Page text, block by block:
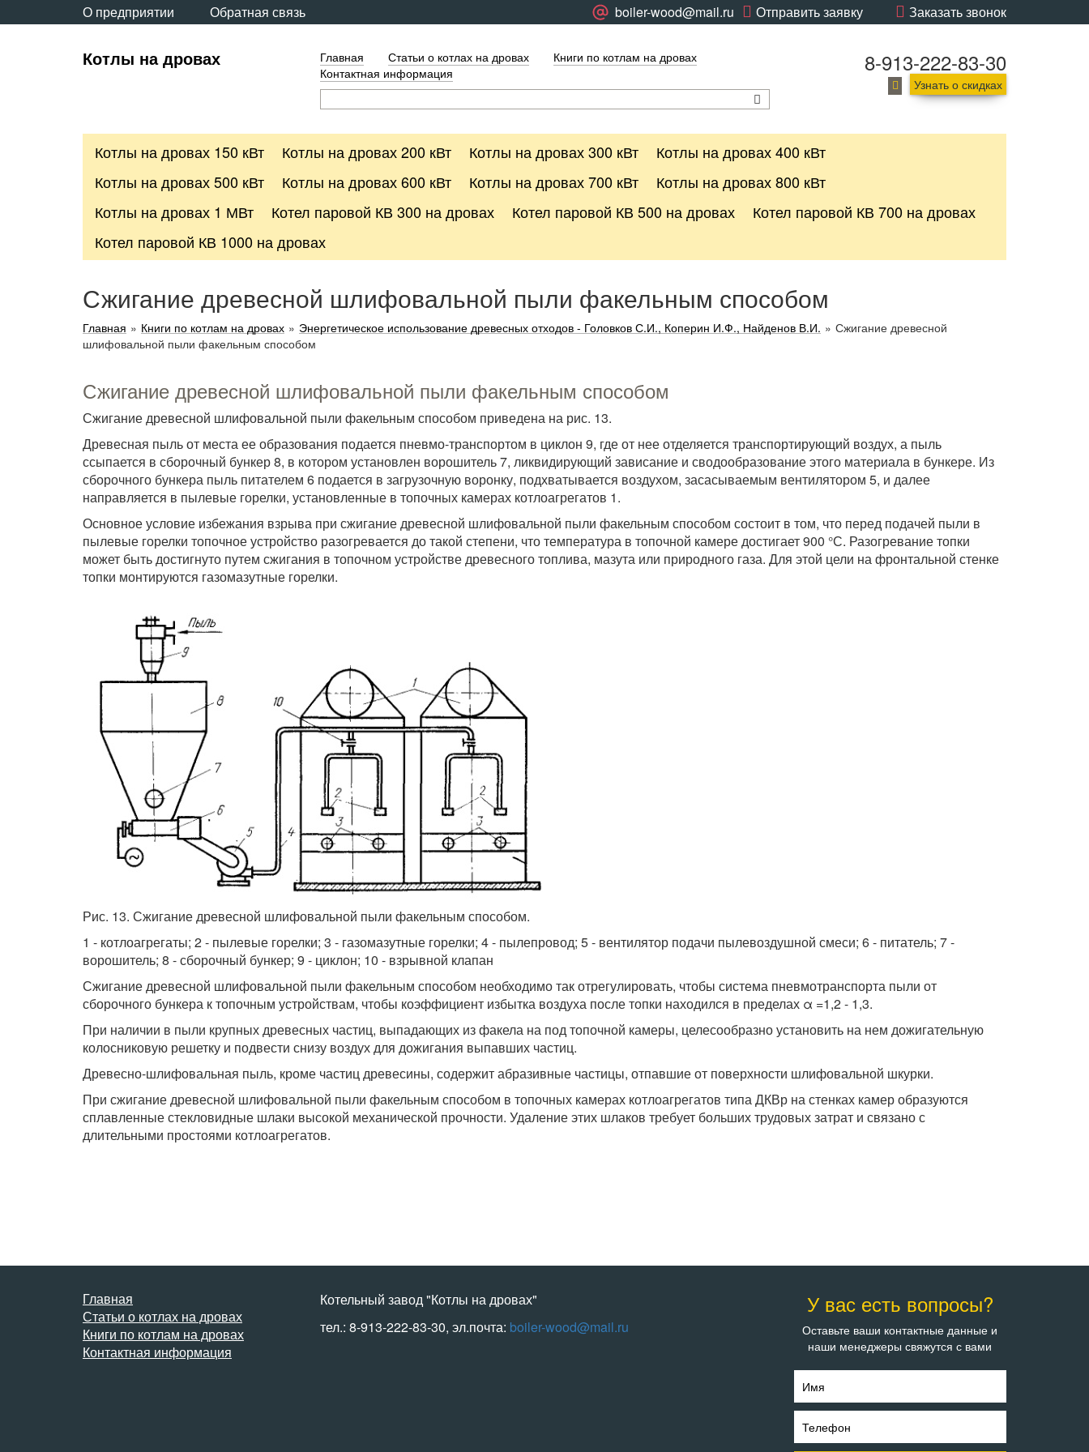
О предприятии Обратная связь Заказать звонок
Отправить заявку
boiler-wood@mail.ru
Котлы на дровах Главная Статьи о котлах на дровах
Книги по котлам на дровах
Контактная информация
8-913-222-83-30
Узнать о скидках
Котлы на дровах 150 кВт Котлы на дровах 200 кВт Котлы на дровах 300 кВт
Котлы на дровах 400 кВт
Котлы на дровах 500 кВт
Котлы на дровах 600 кВт Котлы на дровах 700 кВт
Котлы на дровах 800 кВт
Котлы на дровах 1 МВт
Котел паровой КВ 300 на дровах Котел паровой КВ 500 на дровах
Котел паровой КВ 700 на дровах
Котел паровой КВ 1000 на дровах
Сжигание древесной шлифовальной пыли факельным способом
Главная » Книги по котлам на дровах » Энергетическое использование древесных отходов - Головков С.И., Коперин И.Ф., Найденов В.И. » Сжигание древесной
шлифовальной пыли факельным способом
Сжигание древесной шлифовальной пыли факельным способом
Сжигание древесной шлифовальной пыли факельным способом приведена на рис. 13.
Древесная пыль от места ее образования подается пневмо-транспортом в циклон 9, где от нее отделяется транспортирующий воздух, а пыль
ссыпается в сборочный бункер 8, в котором установлен ворошитель 7, ликвидирующий зависание и сводообразование этого материала в бункере. Из
сборочного бункера пыль питателем 6 подается в загрузочную воронку, подхватывается воздухом, засасываемым вентилятором 5, и далее
направляется в пылевые горелки, установленные в топочных камерах котлоагрегатов 1.
Основное условие избежания взрыва при сжигание древесной шлифовальной пыли факельным способом состоит в том, что перед подачей пыли в
пылевые горелки топочное устройство разогревается до такой степени, что температура в топочной камере достигает 900 °С. Разогревание топки
может быть достигнуто путем сжигания в топочном устройстве древесного топлива, мазута или природного газа. Для этой цели на фронтальной стенке
топки монтируются газомазутные горелки.
Рис. 13. Сжигание древесной шлифовальной пыли факельным способом.
1 - котлоагрегаты; 2 - пылевые горелки; 3 - газомазутные горелки; 4 - пылепровод; 5 - вентилятор подачи пылевоздушной смеси; 6 - питатель; 7 -
ворошитель; 8 - сборочный бункер; 9 - циклон; 10 - взрывной клапан
Сжигание древесной шлифовальной пыли факельным способом необходимо так отрегулировать, чтобы система пневмотранспорта пыли от
сборочного бункера к топочным устройствам, чтобы коэффициент избытка воздуха после топки находился в пределах α =1,2 - 1,3.
При наличии в пыли крупных древесных частиц, выпадающих из факела на под топочной камеры, целесообразно установить на нем дожигательную
колосниковую решетку и подвести снизу воздух для дожигания выпавших частиц.
Древесно-шлифовальная пыль, кроме частиц древесины, содержит абразивные частицы, отпавшие от поверхности шлифовальной шкурки.
При сжигание древесной шлифовальной пыли факельным способом в топочных камерах котлоагрегатов типа ДКВр на стенках камер образуются
сплавленные стекловидные шлаки высокой механической прочности. Удаление этих шлаков требует больших трудовых затрат и связано с
длительными простоями котлоагрегатов.
Главная
Статьи о котлах на дровах
Книги по котлам на дровах
Контактная информация
Котельный завод "Котлы на дровах"
тел.: 8-913-222-83-30, эл.почта: boiler-wood@mail.ru
У вас есть вопросы?
Оставьте ваши контактные данные и
наши менеджеры свяжутся с вами
Имя
Телефон